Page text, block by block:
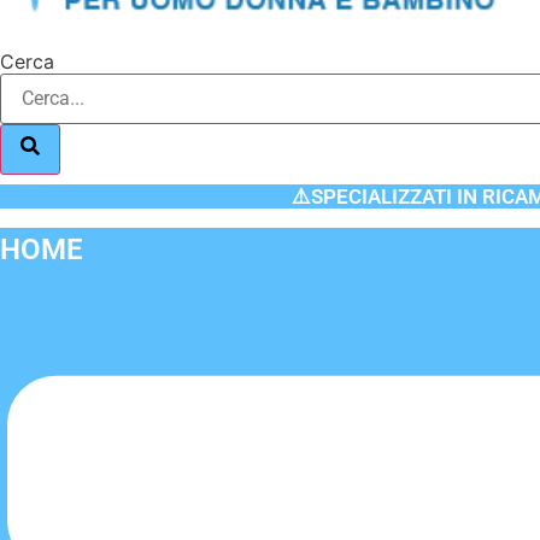
Cerca
⚠️SPECIALIZZATI IN
HOME